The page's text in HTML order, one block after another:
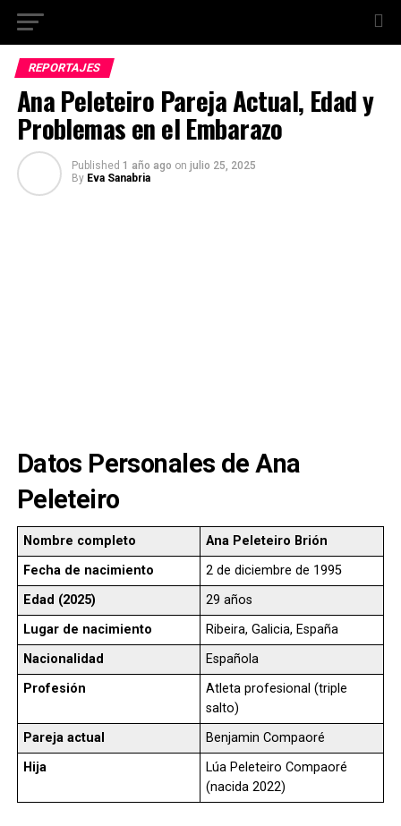
REPORTAJES
Ana Peleteiro Pareja Actual, Edad y
Problemas en el Embarazo
Published 1 año ago on julio 25, 2025
By Eva Sanabria
Datos Personales de Ana
Peleteiro
Nombre completo
Ana Peleteiro Brión
Fecha de nacimiento
2 de diciembre de 1995
Edad (2025)
29 años
Lugar de nacimiento
Ribeira, Galicia, España
Nacionalidad
Española
Profesión
Atleta profesional (triple
salto)
Pareja actual
Benjamin Compaoré
Hija
Lúa Peleteiro Compaoré
(nacida 2022)